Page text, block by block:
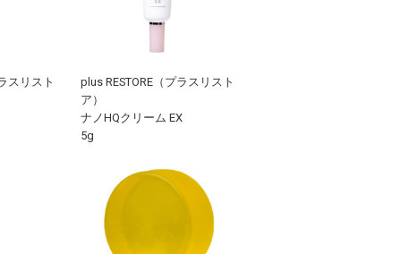
スリスト
plus RESTORE（プラスリスト
ア）
ナノHQクリーム EX
5g